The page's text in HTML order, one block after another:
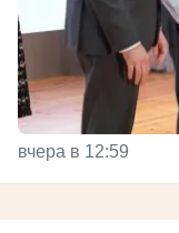
вчера в 12:59